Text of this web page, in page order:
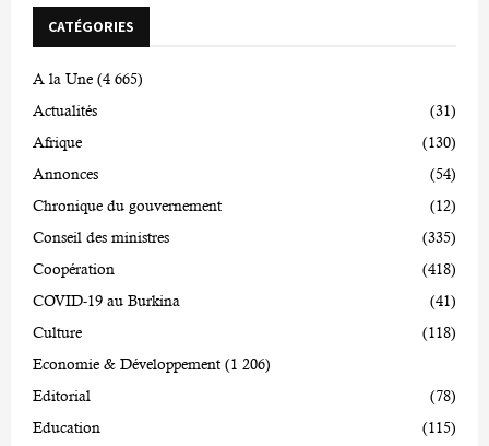
CATÉGORIES
A la Une (4 665)
Actualités
(31)
Afrique
(130)
Annonces
(54)
Chronique du gouvernement
(12)
Conseil des ministres
(335)
Coopération
(418)
COVID-19 au Burkina
(41)
Culture
(118)
Economie & Développement (1 206)
Editorial
(78)
Education
(115)